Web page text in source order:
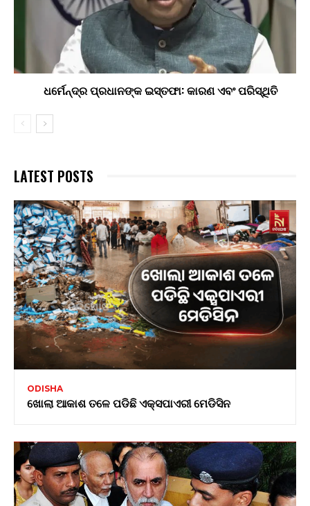
ଧର୍ମେନ୍ଦ୍ର ପ୍ରଧାନଙ୍କ ଇସ୍ତଫା: କାରଣ ଏବଂ ପରିସ୍ଥିତି
LATEST POSTS
ODISHA
ଖୋଲା ଆକାଶ ତଳେ ପଡିଛି ଏକ୍ସପାଏରୀ ମେଡିସିନ